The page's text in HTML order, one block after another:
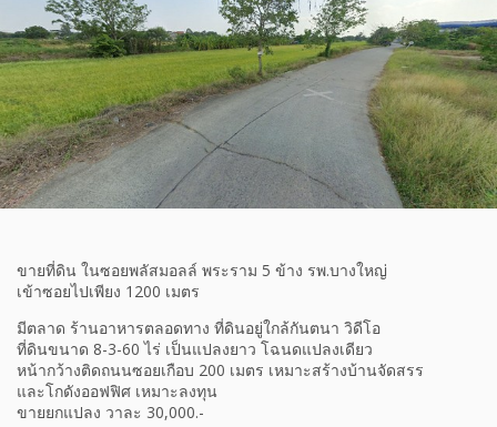
ขายที่ดิน ในซอยพลัสมอลล์ พระราม 5 ข้าง รพ.บางใหญ่
เข้าซอยไปเพียง 1200 เมตร
มีตลาด ร้านอาหารตลอดทาง ที่ดินอยู่ใกล้กันตนา วิดีโอ
ที่ดินขนาด 8-3-60 ไร่ เป็นแปลงยาว โฉนดแปลงเดียว
หน้ากว้างติดถนนซอยเกือบ 200 เมตร เหมาะสร้างบ้านจัดสรร
และโกดังออฟฟิศ เหมาะลงทุน
ขายยกแปลง วาละ 30,000.-